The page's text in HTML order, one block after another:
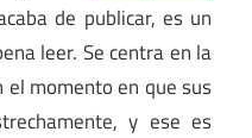
de publicar, es un
leer. Se centra en la
el momento en que sus
y ese es